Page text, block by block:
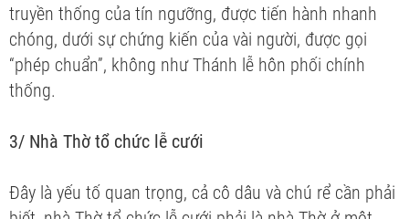
truyền thống của tín ngưỡng, được tiến hành nhanh
chóng, dưới sự chứng kiến của vài người, được gọi
“phép chuẩn”, không như Thánh lễ hôn phối chính
thống.
3/ Nhà Thờ tổ chức lễ cưới
Đây là yếu tố quan trọng, cả cô dâu và chú rể cần phải